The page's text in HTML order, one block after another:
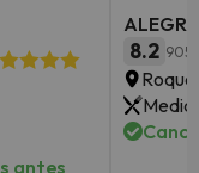
antes
8.2
Media